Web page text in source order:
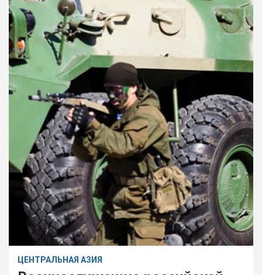
ЦЕНТРАЛЬНАЯ АЗИЯ